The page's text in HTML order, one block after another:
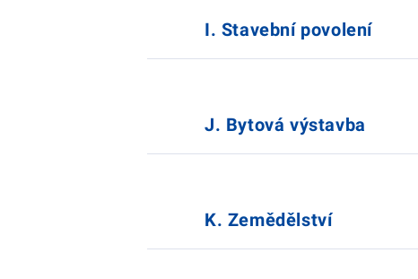
I. Stavební povolení
J. Bytová výstavba
K. Zemědělství